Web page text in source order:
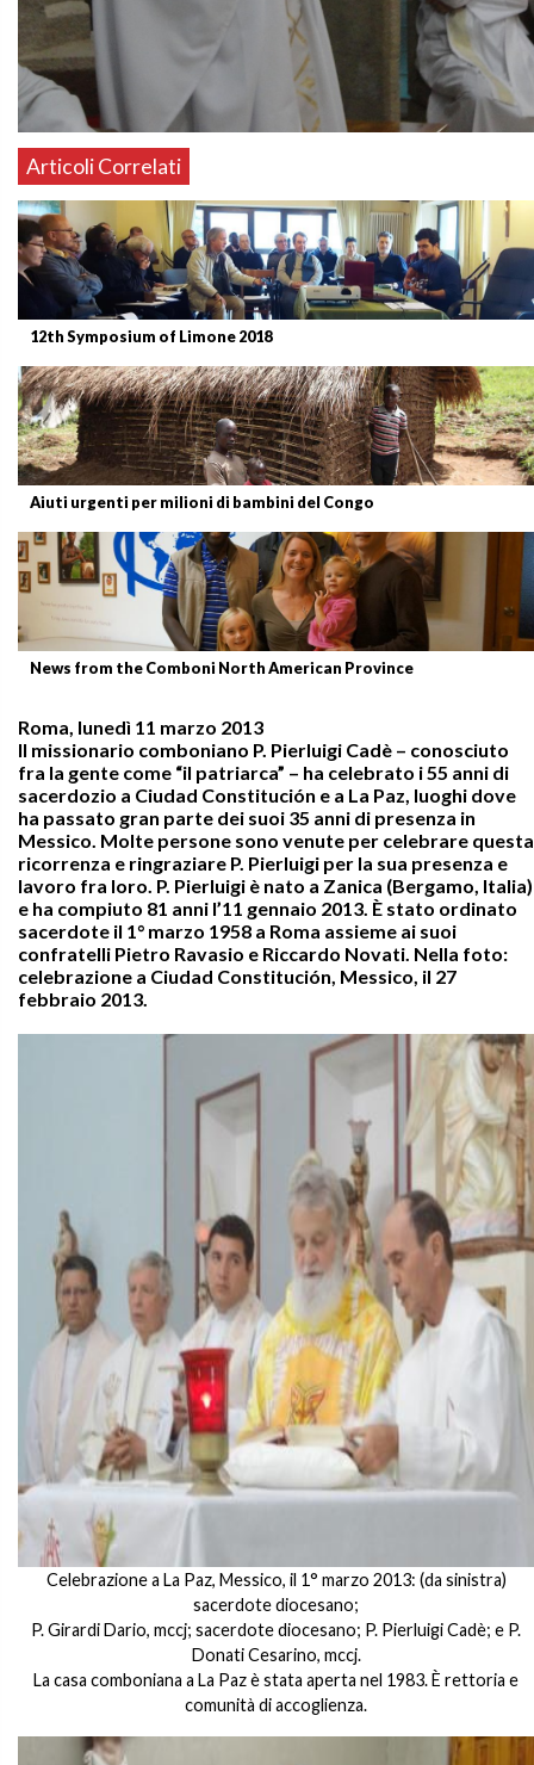
Articoli Correlati
12th Symposium of Limone 2018
Aiuti urgenti per milioni di bambini del Congo
News from the Comboni North American Province
Roma, lunedì 11 marzo 2013
Il missionario comboniano P. Pierluigi Cadè – conosciuto
fra la gente come “il patriarca” – ha celebrato i 55 anni di
sacerdozio a Ciudad Constitución e a La Paz, luoghi dove
ha passato gran parte dei suoi 35 anni di presenza in
Messico. Molte persone sono venute per celebrare questa
ricorrenza e ringraziare P. Pierluigi per la sua presenza e
lavoro fra loro. P. Pierluigi è nato a Zanica (Bergamo, Italia)
e ha compiuto 81 anni l’11 gennaio 2013. È stato ordinato
sacerdote il 1° marzo 1958 a Roma assieme ai suoi
confratelli Pietro Ravasio e Riccardo Novati. Nella foto:
celebrazione a Ciudad Constitución, Messico, il 27
febbraio 2013.
Celebrazione a La Paz, Messico, il 1° marzo 2013: (da sinistra)
sacerdote diocesano;
P. Girardi Dario, mccj; sacerdote diocesano; P. Pierluigi Cadè; e P.
Donati Cesarino, mccj.
La casa comboniana a La Paz è stata aperta nel 1983. È rettoria e
comunità di accoglienza.